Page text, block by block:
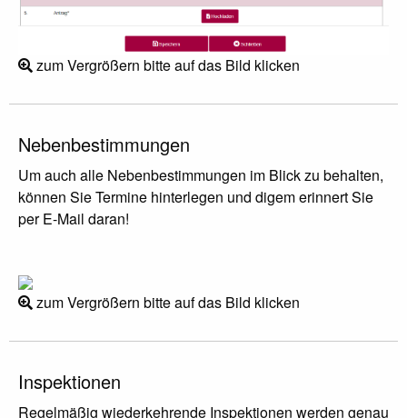
zum Vergrößern bitte auf das Bild klicken
Nebenbestimmungen
Um auch alle Nebenbestimmungen im Blick zu behalten,
können Sie Termine hinterlegen und digem erinnert Sie
per E-Mail daran!
zum Vergrößern bitte auf das Bild klicken
Inspektionen
Regelmäßig wiederkehrende Inspektionen werden genau